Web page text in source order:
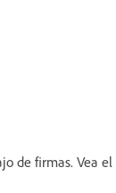
de firmas. Vea